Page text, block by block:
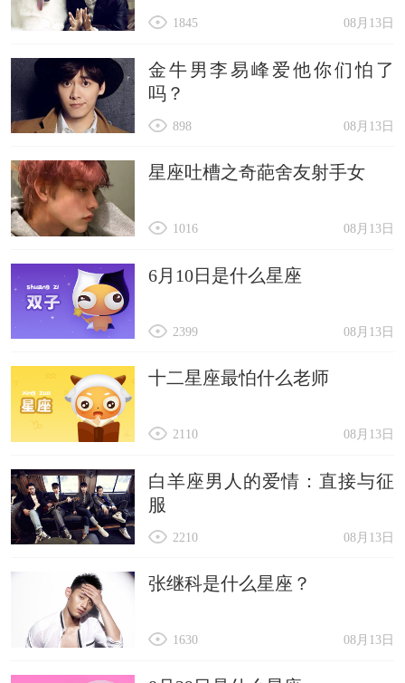
08月13日
1845
金牛男李易峰爱他你们怕了
吗？
08月13日
898
星座吐槽之奇葩舍友射手女
08月13日
1016
6月10日是什么星座
08月13日
2399
十二星座最怕什么老师
08月13日
2110
白羊座男人的爱情：直接与征
服
08月13日
2210
张继科是什么星座？
08月13日
1630